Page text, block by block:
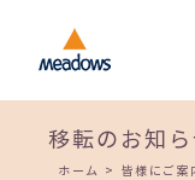
content
移転のお知
ホーム > 皆様にご案